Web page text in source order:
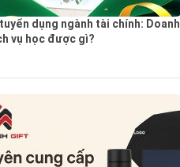
dụng ngành tài chính: Doanh
vụ học được gì?